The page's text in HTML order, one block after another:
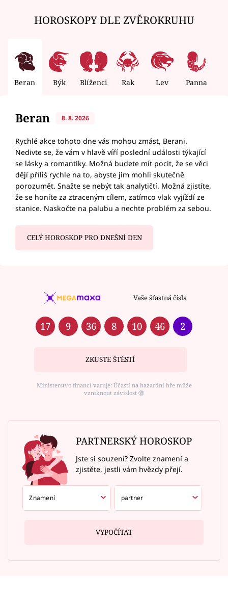
HOROSKOPY DLE ZVĚROKRUHU
Beran Býk Blíženci Rak Lev Panna
Beran 8. 8. 2026
Rychlé akce tohoto dne vás mohou zmást, Berani.
Nedivte se, že vám v hlavě víří poslední události týkající
se lásky a romantiky. Možná budete mít pocit, že se věci
dějí příliš rychle na to, abyste jim mohli skutečně
porozumět. Snažte se nebýt tak analytičtí. Možná zjistíte,
že se honíte za ztraceným cílem, zatímco vlak vyjíždí ze
stanice. Naskočte na palubu a nechte problém za sebou.
CELÝ HOROSKOP PRO DNEŠNÍ DEN
Vaše šťastná čísla
17 9 36 8 10 46 2
ZKUSTE ŠTĚSTÍ
Ministerstvo financí varuje: Účastí na hazardní hře může
vzniknout závislost ⑱
PARTNERSKÝ HOROSKOP
Jste si souzení? Zvolte znamení a
zjistěte, jestli vám hvězdy přejí.
VYPOČÍTAT